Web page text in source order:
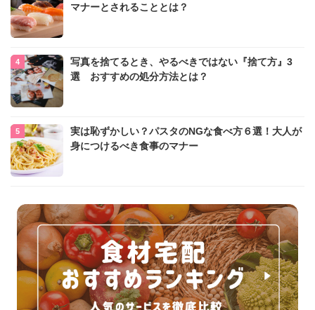
マナーとされることとは？
写真を捨てるとき、やるべきではない『捨て方』3
選 おすすめの処分方法とは？
実は恥ずかしい？パスタのNGな食べ方６選！大人が
身につけるべき食事のマナー